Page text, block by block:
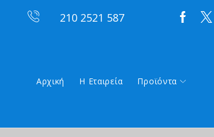
210 2521 587
Αρχική Η Εταιρεία Προϊόντα